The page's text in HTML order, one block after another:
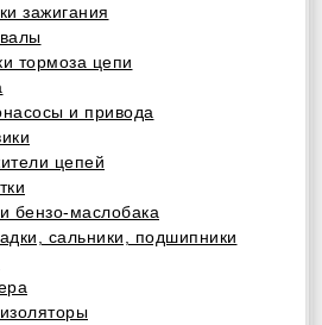
зажигания
тормоза цепи
и привода
цепей
бензо-маслобака
сальники, подшипники